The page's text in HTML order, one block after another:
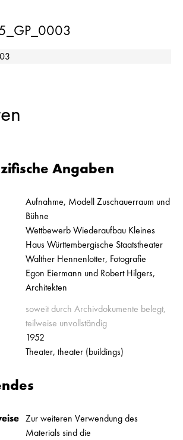
Angaben
Aufnahme, Modell Zuschauerraum und
Bühne
Wettbewerb Wiederaufbau Kleines
Haus Württembergische Staatstheater
Walther Hennenlotter, Fotografie
Egon Eiermann und Robert Hilgers,
Architekten
soweit durch Archivdokumente belegt,
teilweise unvollständig
1952
Theater, theater (buildings)
Zur weiteren Verwendung des
Materials sind die